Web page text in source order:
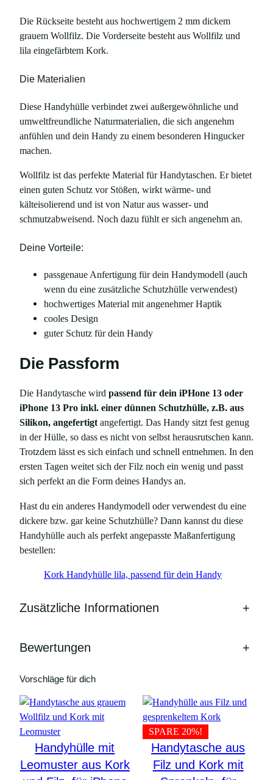
Die Rückseite besteht aus hochwertigem 2 mm dickem
grauem Wollfilz. Die Vorderseite besteht aus Wollfilz und
lila eingefärbtem Kork.
Die Materialien
Diese Handyhülle verbindet zwei außergewöhnliche und
umweltfreundliche Naturmaterialien, die sich angenehm
anfühlen und dein Handy zu einem besonderen Hingucker
machen.
Wollfilz ist das perfekte Material für Handytaschen. Er bietet
einen guten Schutz vor Stößen, wirkt wärme- und
kälteisolierend und ist von Natur aus wasser- und
schmutzabweisend. Noch dazu fühlt er sich angenehm an.
Deine Vorteile:
passgenaue Anfertigung für dein Handymodell (auch
wenn du eine zusätzliche Schutzhülle verwendest)
hochwertiges Material mit angenehmer Haptik
cooles Design
guter Schutz für dein Handy
Die Passform
Die Handytasche wird passend für dein iPHone 13 oder
iPhone 13 Pro inkl. einer dünnen Schutzhülle, z.B. aus
Silikon, angefertigtangefertigt. Das Handy sitzt fest genug
in der Hülle, so dass es nicht von selbst herausrutschen kann.
Trotzdem lässt es sich einfach und schnell entnehmen. In den
ersten Tagen weitet sich der Filz noch ein wenig und passt
sich perfekt an die Form deines Handys an.
Hast du ein anderes Handymodell oder verwendest du eine
dickere bzw. gar keine Schutzhülle? Dann kannst du diese
Handyhülle auch als perfekt angepasste Maßanfertigung
bestellen:
Kork Handyhülle lila, passend für dein Handy
Zusätzliche Informationen +
Bewertungen +
Vorschläge für dich
Handyhülle mit
Leomuster aus Kork
SPARE 20%!
Handytasche aus
Filz und Kork mit